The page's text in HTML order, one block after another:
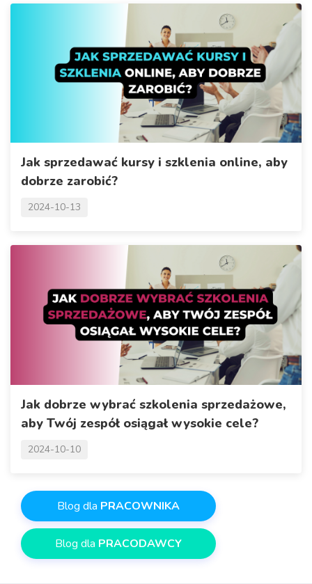
Jak sprzedawać kursy i szklenia online, aby
dobrze zarobić?
2024-10-13
Jak dobrze wybrać szkolenia sprzedażowe,
aby Twój zespół osiągał wysokie cele?
2024-10-10
Blog dla PRACOWNIKA
Blog dla PRACODAWCY